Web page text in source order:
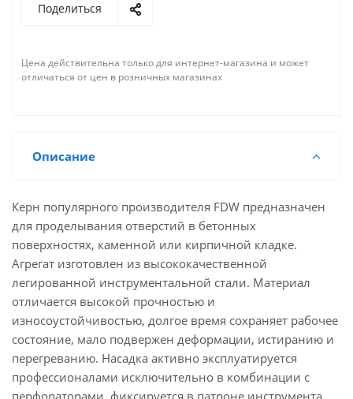
Поделиться
Цена действительна только для интернет-магазина и может
отличаться от цен в розничных магазинах
Описание
Керн популярного производителя FDW предназначен
для проделывания отверстий в бетонных
поверхностях, каменной или кирпичной кладке.
Агрегат изготовлен из высококачественной
легированной инструментальной стали. Материал
отличается высокой прочностью и
износоустойчивостью, долгое время сохраняет рабочее
состояние, мало подвержен деформации, истиранию и
перегреванию. Насадка активно эксплуатируется
профессионалами исключительно в комбинации с
перфораторами, фиксируется в патроне инструмента